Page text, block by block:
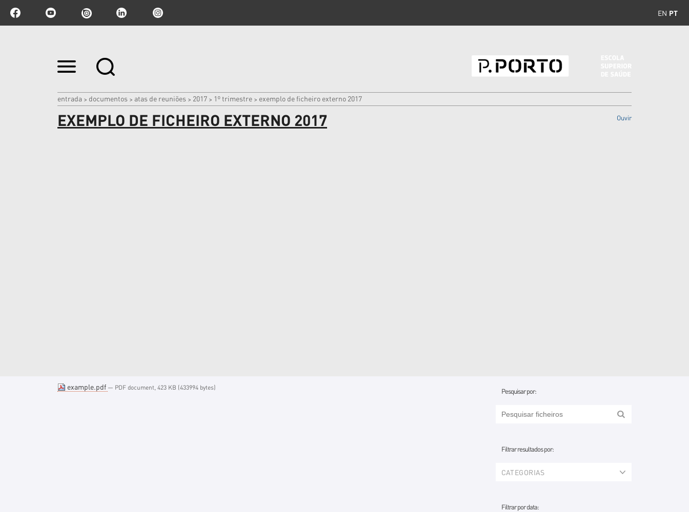
EN PT
Ir
para
|
Ir
para
entrada > documentos > atas de reuniões > 2017 > 1º trimestre > exemplo de ficheiro externo 2017
EXEMPLO DE FICHEIRO EXTERNO 2017 Ouvir
example.pdf — PDF document, 423 KB (433994 bytes) Pesquisar por:
Filtrar resultados por:
CATEGORIAS
Filtrar por data: